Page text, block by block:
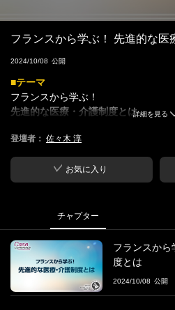
フランスから学ぶ！ 先進的な医
2024/10/08
■テーマ
フランスから学ぶ！
先進的な医療・介護制度とは
■ファシリテーター
・佐々木 淳
医療法人社団悠翔会・理事長・医師
医療法人社団悠翔会
■地域連携ケースカンファレンスにつ
"在宅患者日本最大規模"の在宅医療
携カンファレンス"を生中継！
詳細を見る
登壇者： 佐々木 淳
お気に入り
チャプター
フランスから
度とは
2024/10/08